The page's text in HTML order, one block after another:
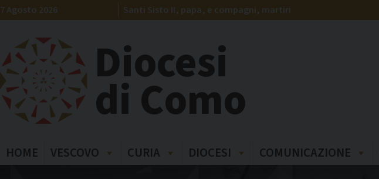
Skip
to
7 Agosto 2026 Santi Sisto II, papa, e compagni, martiri
Diocesi
di Como
HOME VESCOVO CURIA DIOCESI COMUNICAZIONE